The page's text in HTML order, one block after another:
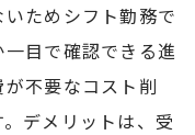
ためシフト勤務で
目で確認できる進
不要なコスト削
デメリットは、受